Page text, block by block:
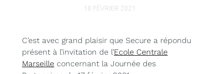
18 FÉVRIER 2021
C’est avec grand plaisir que Secure a répondu
présent à l’invitation de l’Ecole Centrale
Marseille concernant la Journée des